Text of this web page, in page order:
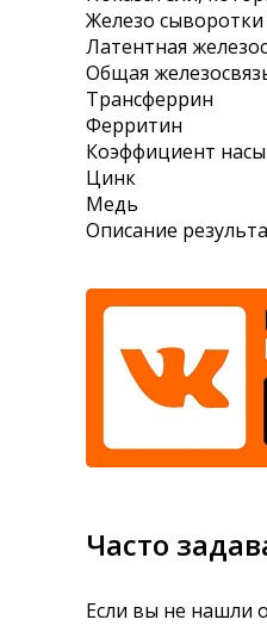
Где сдать
Время работы
Железо сыворотки
Латентная
Общая
Трансферрин
Ферритин
Коэффициент
Цинк
Медь
Описание
Часто
Если вы не нашли